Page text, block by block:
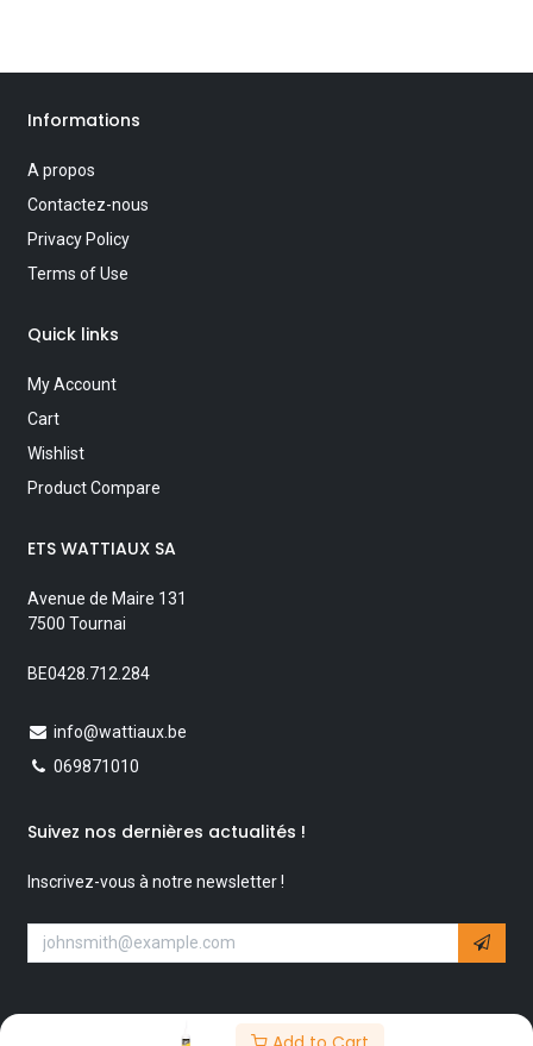
Informations
A propos
Contactez-nous
Privacy Policy
Terms of Use
Quick links
My Account
Cart
Wishlist
Product Compare
ETS WATTIAUX SA
Avenue de Maire 131
7500 Tournai
BE0428.712.284
info@wattiaux.be
069871010
Suivez nos dernières actualités !
Inscrivez-vous à notre newsletter !